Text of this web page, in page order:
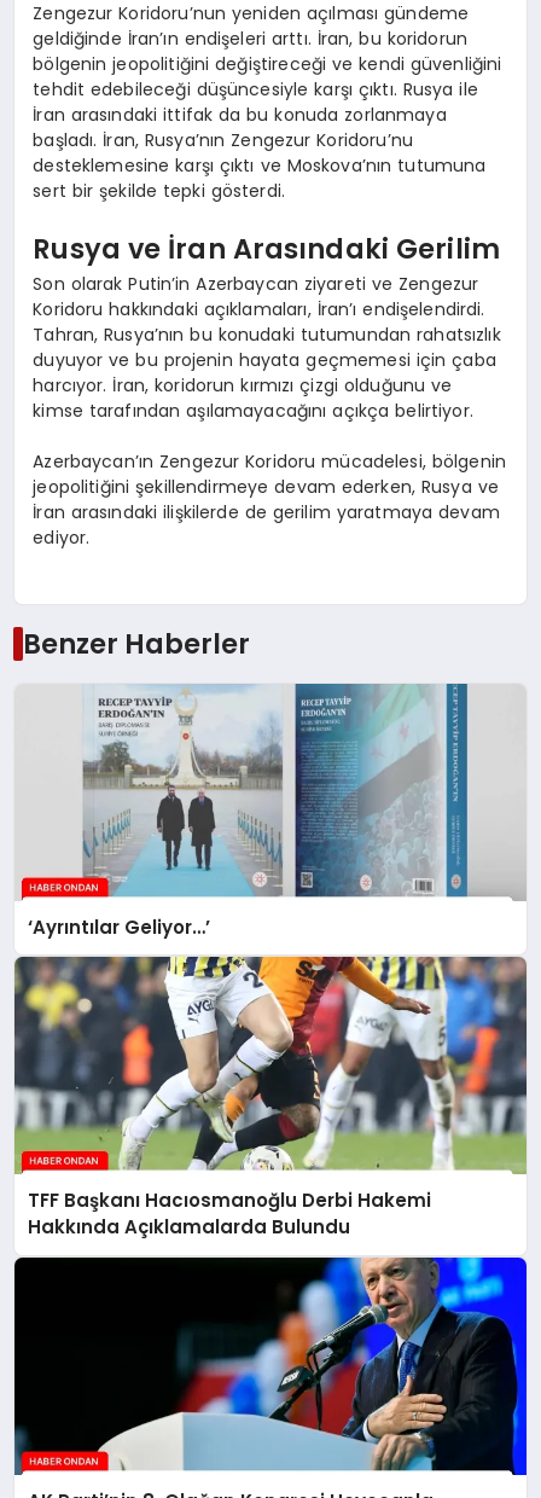
Zengezur Koridoru’nun yeniden açılması gündeme
geldiğinde İran’ın endişeleri arttı. İran, bu koridorun
bölgenin jeopolitiğini değiştireceği ve kendi güvenliğini
tehdit edebileceği düşüncesiyle karşı çıktı. Rusya ile
İran arasındaki ittifak da bu konuda zorlanmaya
başladı. İran, Rusya’nın Zengezur Koridoru’nu
desteklemesine karşı çıktı ve Moskova’nın tutumuna
sert bir şekilde tepki gösterdi.
Rusya ve İran Arasındaki Gerilim
Son olarak Putin’in Azerbaycan ziyareti ve Zengezur
Koridoru hakkındaki açıklamaları, İran’ı endişelendirdi.
Tahran, Rusya’nın bu konudaki tutumundan rahatsızlık
duyuyor ve bu projenin hayata geçmemesi için çaba
harcıyor. İran, koridorun kırmızı çizgi olduğunu ve
kimse tarafından aşılamayacağını açıkça belirtiyor.
Azerbaycan’ın Zengezur Koridoru mücadelesi, bölgenin
jeopolitiğini şekillendirmeye devam ederken, Rusya ve
İran arasındaki ilişkilerde de gerilim yaratmaya devam
ediyor.
Benzer Haberler
‘Ayrıntılar Geliyor…’
TFF Başkanı Hacıosmanoğlu Derbi Hakemi
Hakkında Açıklamalarda Bulundu